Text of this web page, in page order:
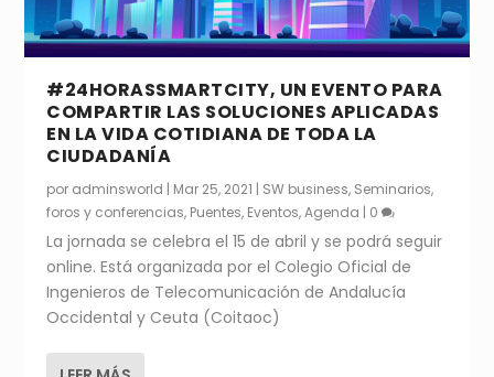
#24HORASSMARTCITY, UN EVENTO PARA
COMPARTIR LAS SOLUCIONES APLICADAS
EN LA VIDA COTIDIANA DE TODA LA
CIUDADANÍA
por adminsworld | Mar 25, 2021 | SW business, Seminarios,
foros y conferencias, Puentes, Eventos,Agenda | 0
La jornada se celebra el 15 de abril y se podrá seguir
online. Está organizada por el Colegio Oficial de
Ingenieros de Telecomunicación de Andalucía
Occidental y Ceuta (Coitaoc)